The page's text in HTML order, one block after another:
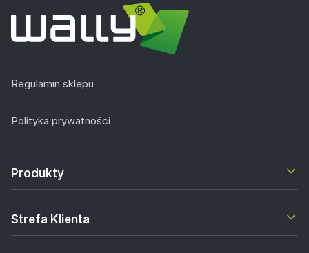
Regulamin sklepu
Polityka prywatności
Produkty
Strefa Klienta